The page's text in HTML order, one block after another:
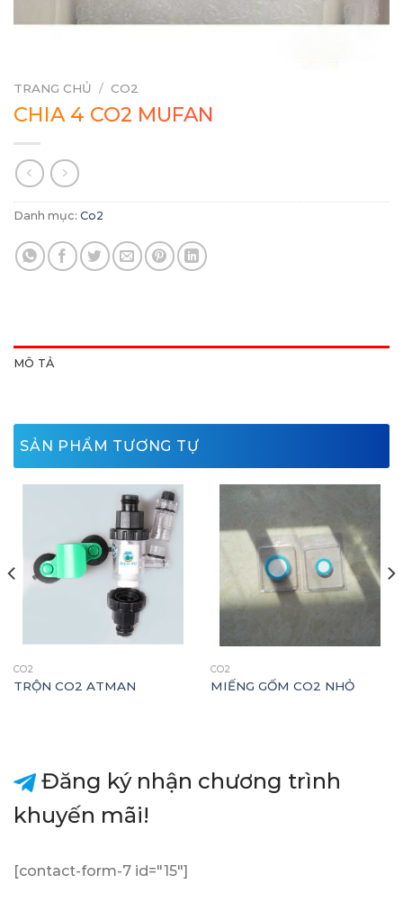
TRANG CHỦ / CO2
CHIA 4 CO2 MUFAN
Danh mục: Co2
MÔ TẢ
SẢN PHẨM TƯƠNG TỰ
CO2
TRỘN CO2 ATMAN
CO2
MIẾNG GỐM CO2 NHỎ
Đăng ký nhận chương trình
khuyến mãi!
[contact-form-7 id="15"]